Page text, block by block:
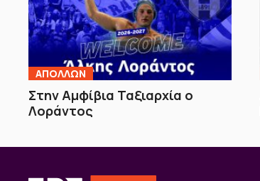
ΑΠΟΛΛΩΝ
Στην Αμφίβια Ταξιαρχία ο
Λοράντος